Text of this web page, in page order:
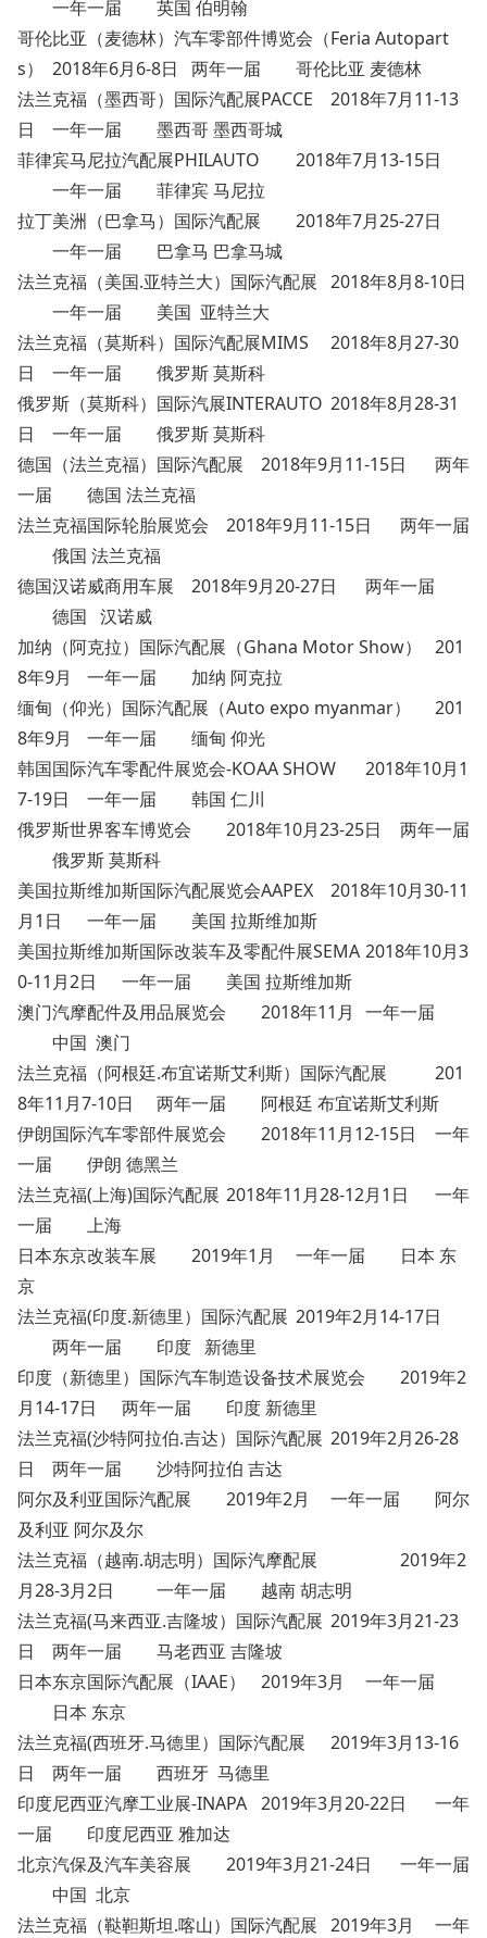
一年一届
英国 伯明翰
哥伦比亚（麦德林）汽车零部件博览会（Feria Autopart
s）
2018年6月6-8日 两年一届
哥伦比亚 麦德林
法兰克福（墨西哥）国际汽配展PACCE
2018年7月11-13
日
一年一届
墨西哥 墨西哥城
菲律宾马尼拉汽配展PHILAUTO
2018年7月13-15日
一年一届
菲律宾 马尼拉
拉丁美洲（巴拿马）国际汽配展
2018年7月25-27日
一年一届
巴拿马 巴拿马城
法兰克福（美国.亚特兰大）国际汽配展 2018年8月8-10日
一年一届
美国 亚特兰大
法兰克福（莫斯科）国际汽配展MIMS
2018年8月27-30
日
一年一届
俄罗斯 莫斯科
俄罗斯（莫斯科）国际汽展INTERAUTO 2018年8月28-31
日
一年一届
俄罗斯 莫斯科
德国（法兰克福）国际汽配展
2018年9月11-15日
两年
一届
德国 法兰克福
法兰克福国际轮胎展览会
2018年9月11-15日
两年一届
俄国 法兰克福
德国汉诺威商用车展
2018年9月20-27日
两年一届
德国 汉诺威
加纳（阿克拉）国际汽配展（Ghana Motor Show）
201
8年9月
一年一届
加纳 阿克拉
缅甸（仰光）国际汽配展（Auto expo myanmar）
201
8年9月
一年一届
缅甸 仰光
韩国国际汽车零配件展览会-KOAA SHOW
2018年10月1
7-19日
一年一届
韩国 仁川
俄罗斯世界客车博览会
2018年10月23-25日
两年一届
俄罗斯 莫斯科
美国拉斯维加斯国际汽配展览会AAPEX
2018年10月30-11
月1日
一年一届
美国 拉斯维加斯
美国拉斯维加斯国际改装车及零配件展SEMA 2018年10月3
0-11月2日
一年一届
美国 拉斯维加斯
澳门汽摩配件及用品展览会
2018年11月 一年一届
中国 澳门
法兰克福（阿根廷.布宜诺斯艾利斯）国际汽配展
201
8年11月7-10日
两年一届
阿根廷 布宜诺斯艾利斯
伊朗国际汽车零部件展览会
2018年11月12-15日
一年
一届
伊朗 德黑兰
法兰克福(上海)国际汽配展 2018年11月28-12月1日
一年
一届
上海
日本东京改装车展
2019年1月 一年一届
日本 东
京
法兰克福(印度.新德里）国际汽配展 2019年2月14-17日
两年一届
印度 新德里
印度（新德里）国际汽车制造设备技术展览会
2019年2
月14-17日
两年一届
印度 新德里
法兰克福(沙特阿拉伯.吉达）国际汽配展 2019年2月26-28
日
两年一届
沙特阿拉伯 吉达
阿尔及利亚国际汽配展
2019年2月 一年一届
阿尔
及利亚 阿尔及尔
法兰克福（越南.胡志明）国际汽摩配展
2019年2
月28-3月2日
一年一届
越南 胡志明
法兰克福(马来西亚.吉隆坡）国际汽配展 2019年3月21-23
日
两年一届
马老西亚 吉隆坡
日本东京国际汽配展（IAAE）
2019年3月
一年一届
日本 东京
法兰克福(西班牙.马德里）国际汽配展
2019年3月13-16
日
两年一届
西班牙 马德里
印度尼西亚汽摩工业展-INAPA 2019年3月20-22日
一年
一届
印度尼西亚 雅加达
北京汽保及汽车美容展
2019年3月21-24日
一年一届
中国 北京
法兰克福（鞑靼斯坦.喀山）国际汽配展 2019年3月
一年